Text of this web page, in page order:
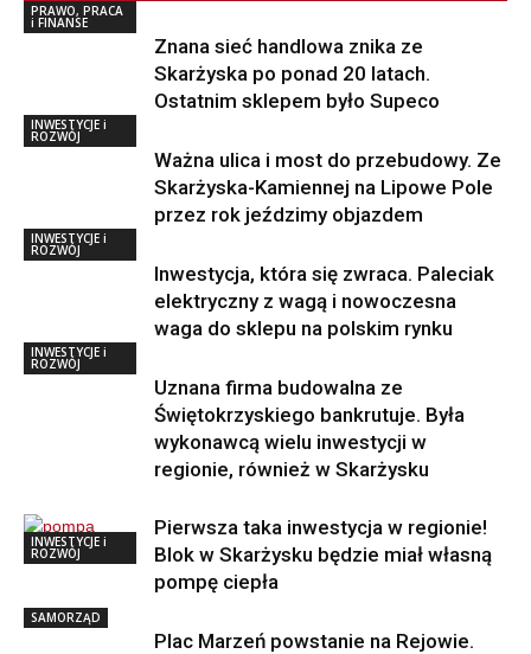
PRAWO, PRACA
i FINANSE
Znana sieć handlowa znika ze
Skarżyska po ponad 20 latach.
Ostatnim sklepem było Supeco
INWESTYCJE i
ROZWÓJ
Ważna ulica i most do przebudowy. Ze
Skarżyska-Kamiennej na Lipowe Pole
przez rok jeździmy objazdem
INWESTYCJE i
ROZWÓJ
Inwestycja, która się zwraca. Paleciak
elektryczny z wagą i nowoczesna
waga do sklepu na polskim rynku
INWESTYCJE i
ROZWÓJ
Uznana firma budowalna ze
Świętokrzyskiego bankrutuje. Była
wykonawcą wielu inwestycji w
regionie, również w Skarżysku
INWESTYCJE i
ROZWÓJ
Pierwsza taka inwestycja w regionie!
Blok w Skarżysku będzie miał własną
pompę ciepła
SAMORZĄD
Plac Marzeń powstanie na Rejowie.